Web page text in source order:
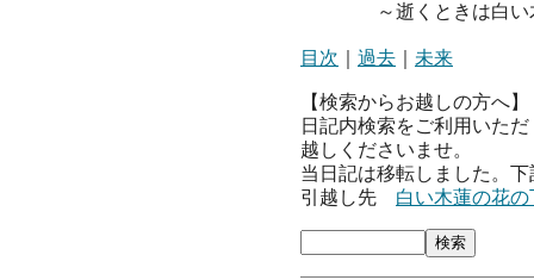
～逝くときは白い木
目次 過去 未来
【検索からお越しの方へ】
日記内検索をご利用いた
越しくださいませ。
当日記は移転しました。
引越し先 白い木蓮の花の